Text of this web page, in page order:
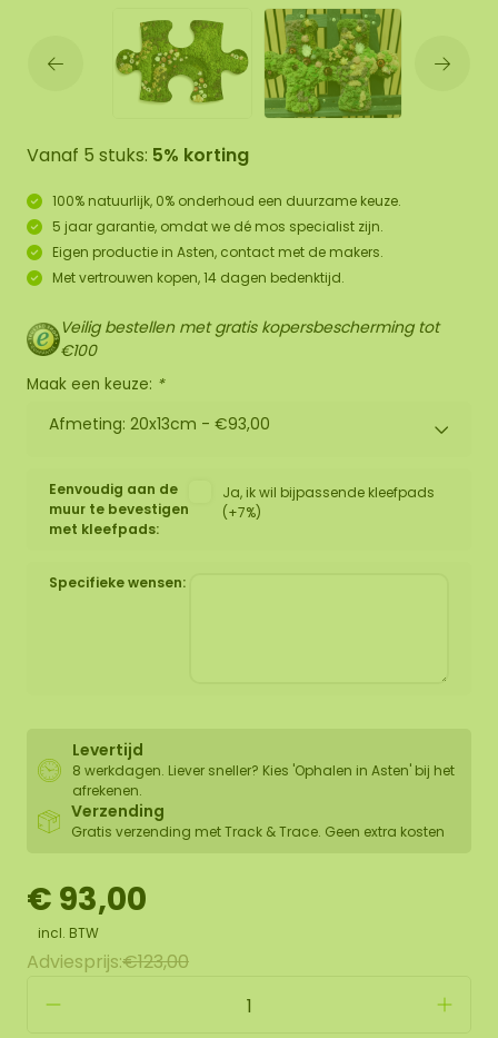
Vanaf 5 stuks: 5% korting
100% natuurlijk, 0% onderhoud een duurzame keuze.
5 jaar garantie, omdat we dé mos specialist zijn.
Eigen productie in Asten, contact met de makers.
Met vertrouwen kopen, 14 dagen bedenktijd.
Veilig bestellen met gratis kopersbescherming tot
€100
Maak een keuze: *
Afmeting: 20x13cm - €93,00
Eenvoudig aan de
muur te bevestigen
met kleefpads:
Ja, ik wil bijpassende kleefpads
(+7%)
Specifieke wensen:
Levertijd
8 werkdagen. Liever sneller? Kies 'Ophalen in Asten' bij het
afrekenen.
Verzending
Gratis verzending met Track & Trace. Geen extra kosten
€ 93,00
incl. BTW
Adviesprijs:€123,00